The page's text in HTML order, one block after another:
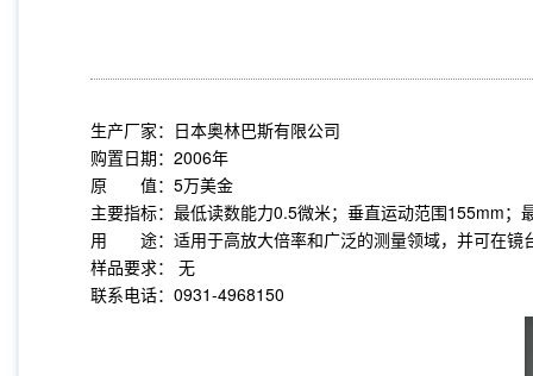
生产厂家：日本奥林巴斯有限公司
购置日期：2006年
原 值：5万美金
主要指标：最低读数能力0.5微米；垂直运动范围155mm
用 途：适用于高放大倍率和广泛的测量领域，并可在镜
样品要求： 无
联系电话：0931-4968150